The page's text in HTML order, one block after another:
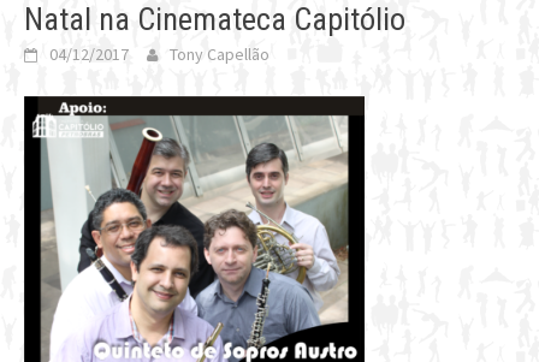
Natal na Cinemateca Capitólio
04/12/2017 Tony Capellão